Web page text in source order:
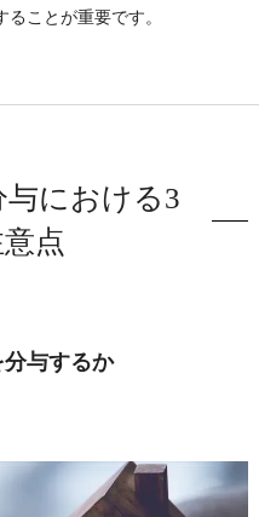
ことが重要です。
における3
点
与するか